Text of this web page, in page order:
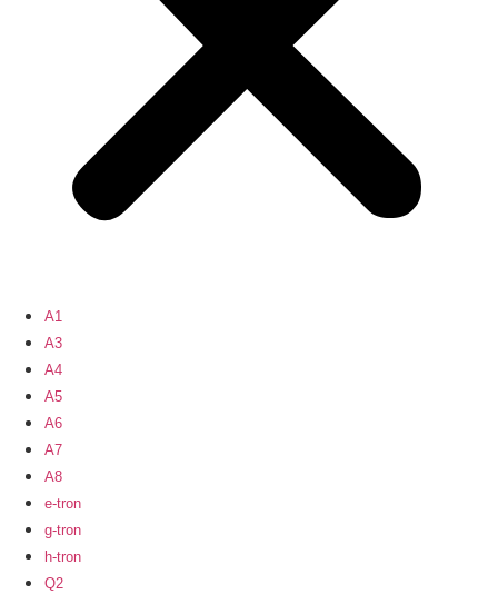
A1
A3
A4
A5
A6
A7
A8
e-tron
g-tron
h-tron
Q2